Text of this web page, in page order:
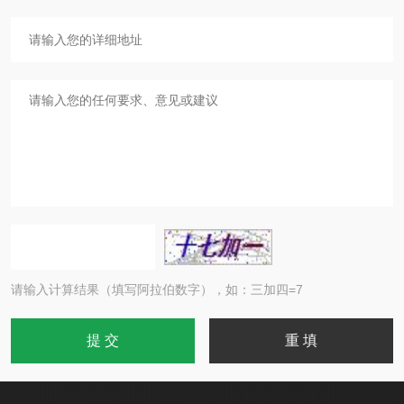
请输入计算结果（填写阿拉伯数字），如：三加四=7